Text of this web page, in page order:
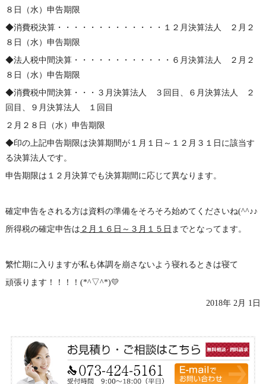
８日（水）申告期限
◆消費税決算・・・・・・・・・・・・・１２月決算法人 ２月２
８日（水）申告期限
◆法人税中間決算・・・・・・・・・・・・６月決算法人 ２月２
８日（水）申告期限
◆消費税中間決算・・・３月決算法人 ３回目、６月決算法人 ２
回目、９月決算法人 １回目
２月２８日（水）申告期限
◆印の上記申告期限は決算期間が１月１日～１２月３１日に該当す
る決算法人です。
申告期限は１２月決算でも決算期間に応じて異なります。
確定申告をされる方は資料の準備をそろそろ始めてくださいね(^^♪♪
所得税の確定申告は ２月１６日～３月１５日 までとなってます。
繁忙期に入りますが私も体調を崩さないよう寝れるときは寝て
頑張ります！！！！(*^▽^*)💛
2018年 2月 1日